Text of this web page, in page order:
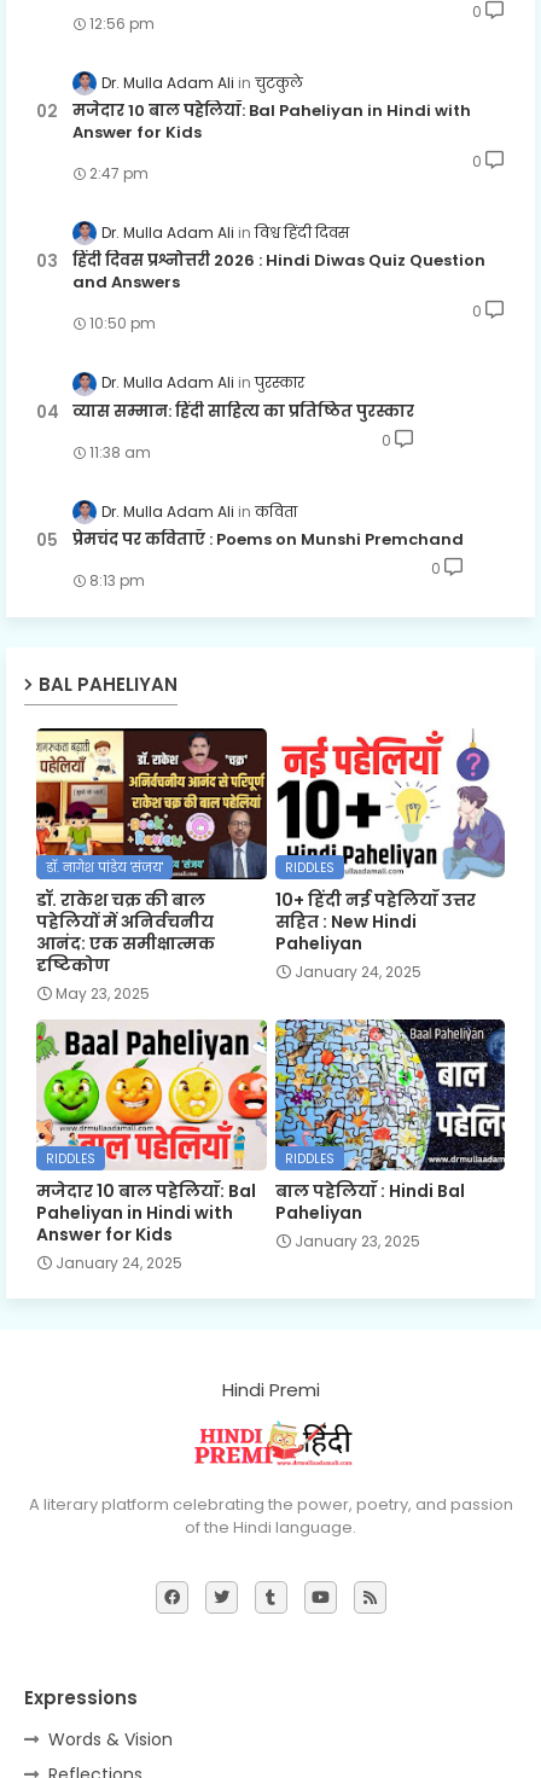
12:56 pm
0
Dr. Mulla Adam Ali चुटकुले
मजेदार 10 बाल पहेलियाँ: Bal Paheliyan in Hindi with
Answer for Kids
2:47 pm
0
Dr. Mulla Adam Ali विश्व हिंदी दिवस
हिंदी दिवस प्रश्नोत्तरी 2026 : Hindi Diwas Quiz Question
and Answers
10:50 pm
0
Dr. Mulla Adam Ali पुरस्कार
व्यास सम्मान: हिंदी साहित्य का प्रतिष्ठित पुरस्कार
11:38 am
0
Dr. Mulla Adam Ali कविता
प्रेमचंद पर कविताएँ : Poems on Munshi Premchand
8:13 pm
0
BAL PAHELIYAN
डॉ. नागेश पांडेय 'संजय'
डॉ. राकेश चक्र की बाल
पहेलियों में अनिर्वचनीय
आनंद: एक समीक्षात्मक
दृष्टिकोण
May 23, 2025
RIDDLES
10+ हिंदी नई पहेलियाँ उत्तर
सहित : New Hindi
Paheliyan
January 24, 2025
RIDDLES
मजेदार 10 बाल पहेलियाँ: Bal
Paheliyan in Hindi with
Answer for Kids
January 24, 2025
RIDDLES
बाल पहेलियाँ : Hindi Bal
Paheliyan
January 23, 2025
Hindi Premi
A literary platform celebrating the power, poetry, and passion
of the Hindi language.
Expressions
Words & Vision